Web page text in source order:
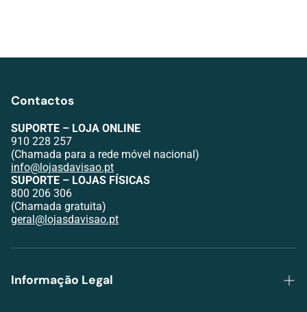
Contactos
SUPORTE – LOJA ONLINE
910 228 257
(Chamada para a rede móvel nacional)
info@lojasdavisao.pt
SUPORTE – LOJAS FÍSICAS
800 206 306
(Chamada gratuita)
geral@lojasdavisao.pt
Informação Legal